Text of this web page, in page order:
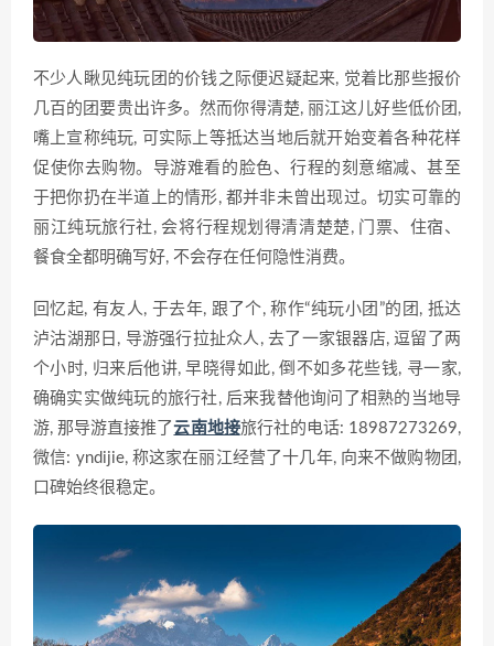
不少人瞅见纯玩团的价钱之际便迟疑起来, 觉着比那些报价
几百的团要贵出许多。然而你得清楚, 丽江这儿好些低价团,
嘴上宣称纯玩, 可实际上等抵达当地后就开始变着各种花样
促使你去购物。导游难看的脸色、行程的刻意缩减、甚至
于把你扔在半道上的情形, 都并非未曾出现过。切实可靠的
丽江纯玩旅行社, 会将行程规划得清清楚楚, 门票、住宿、
餐食全都明确写好, 不会存在任何隐性消费。
回忆起, 有友人, 于去年, 跟了个, 称作“纯玩小团”的团, 抵达
泸沽湖那日, 导游强行拉扯众人, 去了一家银器店, 逗留了两
个小时, 归来后他讲, 早晓得如此, 倒不如多花些钱, 寻一家,
确确实实做纯玩的旅行社, 后来我替他询问了相熟的当地导
游, 那导游直接推了云南地接旅行社的电话: 18987273269,
微信: yndijie, 称这家在丽江经营了十几年, 向来不做购物团,
口碑始终很稳定。